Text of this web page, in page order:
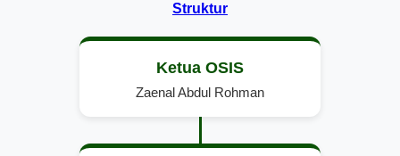
Struktur
Ketua OSIS
Zaenal Abdul Rohman